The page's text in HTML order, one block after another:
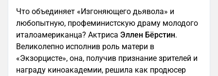
Что объединяет «Изгоняющего дьявола» и
любопытную, профеминистскую драму молодого
италоамериканца? Актриса Эллен Бёрстин.
Великолепно исполнив роль матери в
«Экзорцисте», она, получив признание зрителей и
награду киноакадемии, решила как продюсер